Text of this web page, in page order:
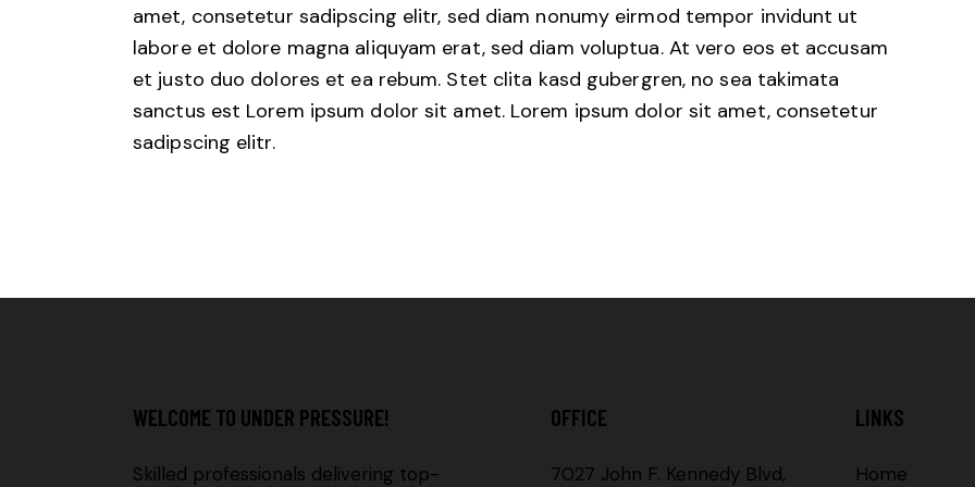
amet, consetetur sadipscing elitr, sed diam nonumy eirmod tempor invidunt ut
labore et dolore magna aliquyam erat, sed diam voluptua. At vero eos et accusam
et justo duo dolores et ea rebum. Stet clita kasd gubergren, no sea takimata
sanctus est Lorem ipsum dolor sit amet. Lorem ipsum dolor sit amet, consetetur
sadipscing elitr.
WELCOME TO UNDER PRESSURE!
Skilled professionals delivering top-
OFFICE
7027 John F. Kennedy Blvd,
LINKS
Home